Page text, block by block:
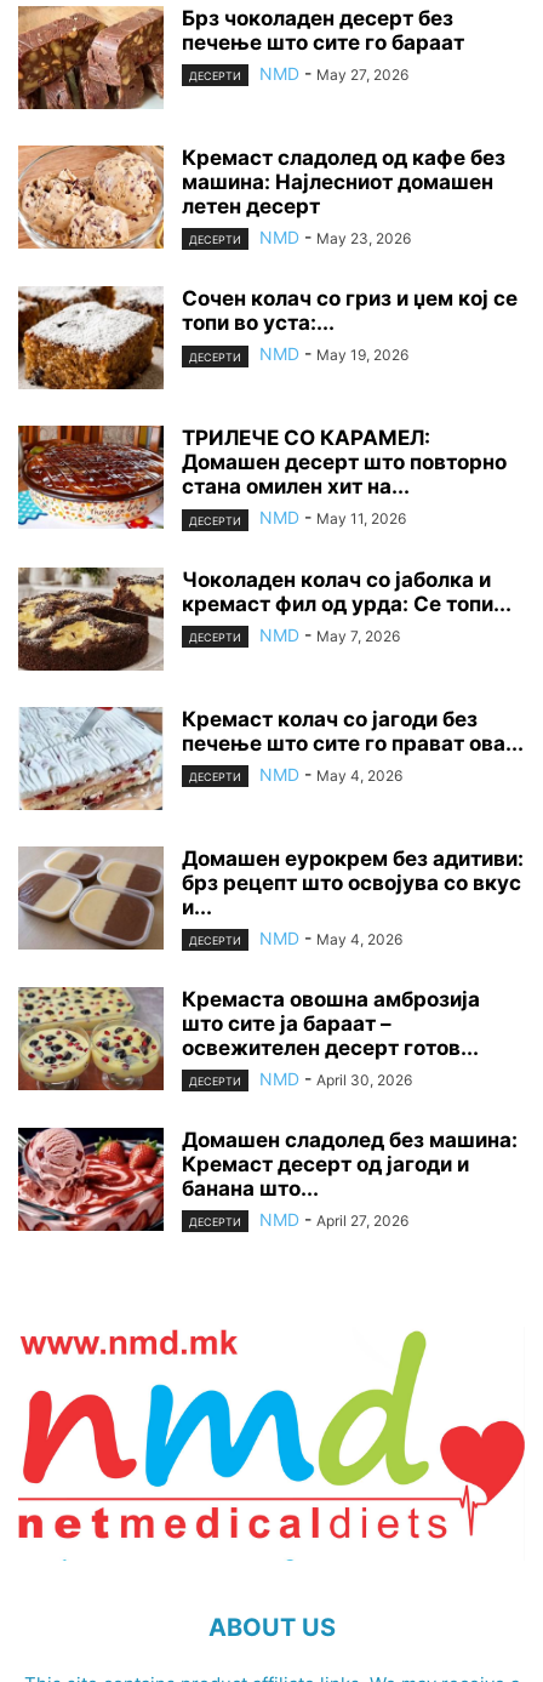
Брз чоколаден десерт без
печење што сите го бараат
ДЕСЕРТИ NMD - May 27, 2026
Кремаст сладолед од кафе без
машина: Најлесниот домашен
летен десерт
ДЕСЕРТИ NMD - May 23, 2026
Сочен колач со гриз и џем кој се
топи во уста:...
ДЕСЕРТИ NMD - May 19, 2026
ТРИЛЕЧЕ СО КАРАМЕЛ:
Домашен десерт што повторно
стана омилен хит на...
ДЕСЕРТИ NMD - May 11, 2026
Чоколаден колач со јаболка и
кремаст фил од урда: Се топи...
ДЕСЕРТИ NMD - May 7, 2026
Кремаст колач со јагоди без
печење што сите го прават ова...
ДЕСЕРТИ NMD - May 4, 2026
Домашен еурокрем без адитиви:
брз рецепт што освојува со вкус
и...
ДЕСЕРТИ NMD - May 4, 2026
Кремаста овошна амброзија
што сите ја бараат –
освежителен десерт готов...
ДЕСЕРТИ NMD - April 30, 2026
Домашен сладолед без машина:
Кремаст десерт од јагоди и
банана што...
ДЕСЕРТИ NMD - April 27, 2026
ABOUT US